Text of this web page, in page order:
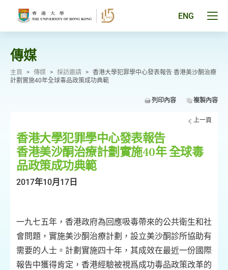
ENG
傳媒
主頁 > 傳媒 > 採訪邀請 > 香港大學犯罪學中心發表報告 香港美沙酮治療
計劃實施40年全球毒品政策成功典範
列印內容 複製內容
上一頁
香港大學犯罪學中心發表報告
香港美沙酮治療計劃實施40年 全球毒
品政策成功典範
2017年10月17日
一九七五年，香港政府為回應吸毒帶來的公共衛生和社
會問題，實施美沙酮治療計劃，設立美沙酮診所協助有
需要的人士。計劃實施四十年，其成效在最近一份國際
報告中獲得肯定，香港經驗被視爲成功毒品政策改革的